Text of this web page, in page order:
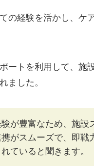
の経験を活かし、ケ
ートを利用して、施
ました。
が豊富なため、施設
携がスムーズで、即戦
ていると聞きます。